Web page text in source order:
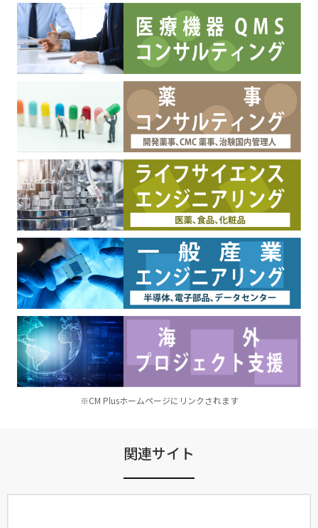
※CM Plusホームページにリンクされます
関連サイト